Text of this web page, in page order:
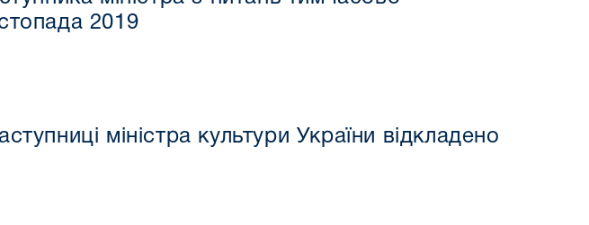
2019
міністра культури України відкладено